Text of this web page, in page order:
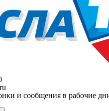
и сообщения в рабочие